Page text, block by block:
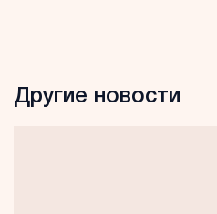
Другие новости